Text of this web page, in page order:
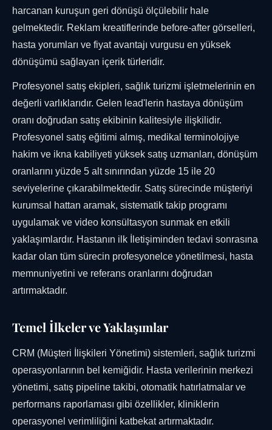
harcanan kuruşun geri dönüşü ölçülebilir hale
gelmektedir. Reklam kreatiflerinde before-after görselleri,
hasta yorumları ve fiyat avantajı vurgusu en yüksek
dönüşümü sağlayan içerik türleridir.
Profesyonel satış ekipleri, sağlık turizmi işletmelerinin en
değerli varlıklarıdır. Gelen lead'lerin hastaya dönüşüm
oranı doğrudan satış ekibinin kalitesiyle ilişkilidir.
Profesyonel satış eğitimi almış, medikal terminolojiye
hakim ve ikna kabiliyeti yüksek satış uzmanları, dönüşüm
oranlarını yüzde 5 alt sınırından yüzde 15 ile 20
seviyelerine çıkarabilmektedir. Satış sürecinde müşteriyi
kurumsal hattan aramak, sistematik takip programı
uygulamak ve video konsültasyon sunmak en etkili
yaklaşımlardır. Hastanın ilk İletişiminden tedavi sonrasına
kadar olan tüm sürecin profesyonelce yönetilmesi, hasta
memnuniyetini ve referans oranlarını doğrudan
artırmaktadır.
Temel İlkeler ve Yaklaşımlar
CRM (Müşteri İlişkileri Yönetimi) sistemleri, sağlık turizmi
operasyonlarının bel kemiğidir. Hasta verilerinin merkezi
yönetimi, satış pipeline takibi, otomatik hatırlatmalar ve
performans raporlaması gibi özellikler, kliniklerin
operasyonel verimliliğini katbekat artırmaktadır.